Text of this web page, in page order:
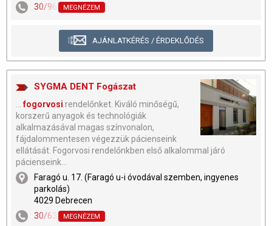
30/9634-969
MEGNÉZEM
AJÁNLATKÉRÉS / ÉRDEKLŐDÉS
SYGMA DENT Fogászat
fogorvosi rendelőnket. Kiváló minőségű,
korszerű anyagok és technológiák
alkalmazásával magas színvonalon,
fájdalommentesen végezzük pácienseink
ellátását. Fogorvosi rendelőnkben első alkalommal járó
pácienseink...
Faragó u. 17. (Faragó u-i óvodával szemben, ingyenes
parkolás)
4029 Debrecen
30/634-2120,52/688-722
MEGNÉZEM